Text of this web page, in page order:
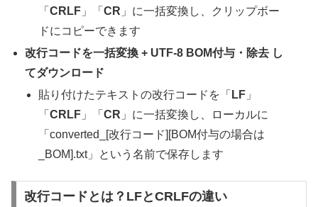
「CRLF 」「CR 」に一括変換し、クリップボー
ドにコピーできます
改行コードを一括変換 + UTF-8 BOM付与・除去 し
てダウンロード
貼り付けたテキストの改行コードを「 LF 」
「CRLF 」「CR 」に一括変換し、ローカルに
「converted_[改行コード][BOM付与の場合は
_BOM].txt」という名前で保存します
改行コードとは？LFとCRLFの違い